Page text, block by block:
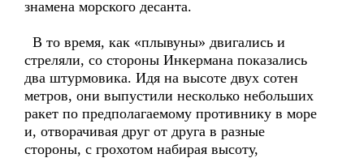
знамена морского десанта.
В то время, как «плывуны» двигались и
стреляли, со стороны Инкермана показались
два штурмовика. Идя на высоте двух сотен
метров, они выпустили несколько небольших
ракет по предполагаемому противнику в море
и, отворачивая друг от друга в разные
стороны, с грохотом набирая высоту,